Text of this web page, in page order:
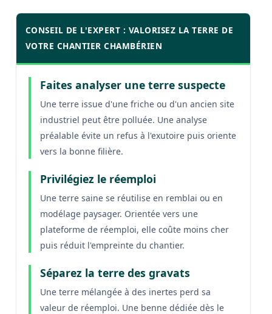
CONSEIL DE L'EXPERT : VALORISEZ LA TERRE DE
VOTRE CHANTIER CHAMBÉRIEN
Faites analyser une terre suspecte
Une terre issue d'une friche ou d'un ancien site
industriel peut être polluée. Une analyse
préalable évite un refus à l'exutoire puis oriente
vers la bonne filière.
Privilégiez le réemploi
Une terre saine se réutilise en remblai ou en
modélage paysager. Orientée vers une
plateforme de réemploi, elle coûte moins cher
puis réduit l'empreinte du chantier.
Séparez la terre des gravats
Une terre mélangée à des inertes perd sa
valeur de réemploi. Une benne dédiée dès le